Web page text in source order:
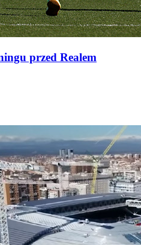
przed Realem